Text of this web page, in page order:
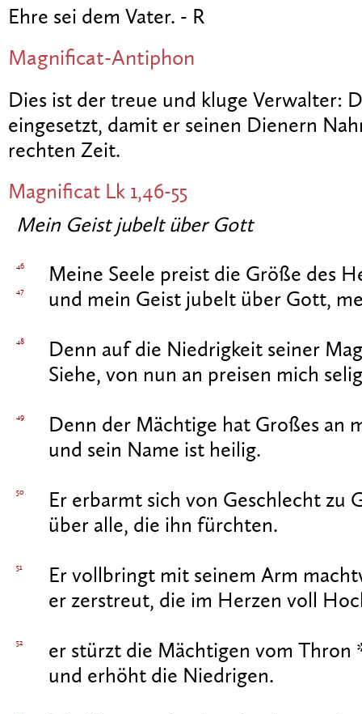
Ehre sei dem Vater. - R
Magnificat-Antiphon
Dies ist der treue und kluge Verwalter:
eingesetzt, damit er seinen Dienern
rechten Zeit.
Magnificat Lk 1,46-55
Mein Geist jubelt über Gott
46 Meine Seele preist die Größe des
47 und mein Geist jubelt über Gott,
48
Denn auf die Niedrigkeit seiner
Siehe, von nun an preisen mich
49
Denn der Mächtige hat Großes an
und sein Name ist heilig.
50
Er erbarmt sich von Geschlecht zu
über alle, die ihn fürchten.
51
Er vollbringt mit seinem Arm
er zerstreut, die im Herzen voll
52
er stürzt die Mächtigen vom Thron
und erhöht die Niedrigen.